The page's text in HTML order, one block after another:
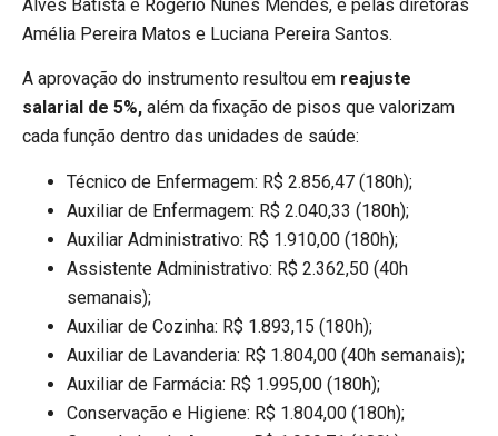
Alves Batista e Rogério Nunes Mendes, e pelas diretoras
Amélia Pereira Matos e Luciana Pereira Santos.
A aprovação do instrumento resultou em reajuste
salarial de 5%, além da fixação de pisos que valorizam
cada função dentro das unidades de saúde:
Técnico de Enfermagem: R$ 2.856,47 (180h);
Auxiliar de Enfermagem: R$ 2.040,33 (180h);
Auxiliar Administrativo: R$ 1.910,00 (180h);
Assistente Administrativo: R$ 2.362,50 (40h
semanais);
Auxiliar de Cozinha: R$ 1.893,15 (180h);
Auxiliar de Lavanderia: R$ 1.804,00 (40h semanais);
Auxiliar de Farmácia: R$ 1.995,00 (180h);
Conservação e Higiene: R$ 1.804,00 (180h);